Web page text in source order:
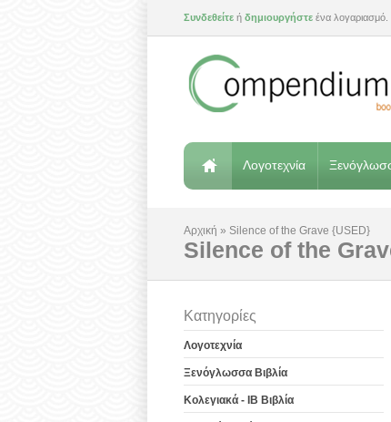
Συνδεθείτε ή δημιουργήστε ένα λογαριασμό.
Λογοτεχνία
Αρχική » Silence of the Grave {USED}
Silence of the
Κατηγορίες
Λογοτεχνία
Ξενόγλωσσα Βιβλία
Κολεγιακά - IB Βιβλία